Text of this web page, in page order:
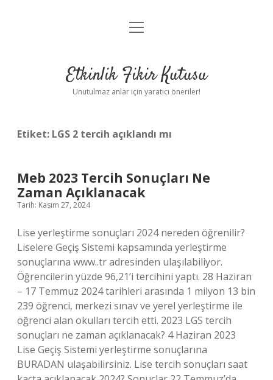
Anasayfa
Yasal Uyarı
menüyü
Etkinlik Fikir Kutusu
Unutulmaz anlar için yaratıcı öneriler!
Etiket: LGS 2 tercih açıklandı mı
Meb 2023 Tercih Sonuçları Ne
Zaman Açıklanacak
Tarih: Kasım 27, 2024
Lise yerleştirme sonuçları 2024 nereden öğrenilir?
Liselere Geçiş Sistemi kapsamında yerleştirme
sonuçlarına www..tr adresinden ulaşılabiliyor.
Öğrencilerin yüzde 96,21’i tercihini yaptı. 28 Haziran
– 17 Temmuz 2024 tarihleri ​​arasında 1 milyon 13 bin
239 öğrenci, merkezi sınav ve yerel yerleştirme ile
öğrenci alan okulları tercih etti. 2023 LGS tercih
sonuçları ne zaman açıklanacak? 4 Haziran 2023
Lise Geçiş Sistemi yerleştirme sonuçlarına
BURADAN ulaşabilirsiniz. Lise tercih sonuçları saat